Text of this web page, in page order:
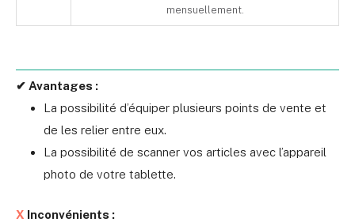
mensuellement.
✔ Avantages :
La possibilité d’équiper plusieurs points de vente et
de les relier entre eux.
La possibilité de scanner vos articles avec l’appareil
photo de votre tablette.
X Inconvénients :